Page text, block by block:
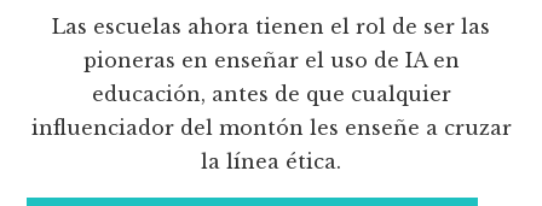
Las escuelas ahora tienen el rol de ser las
pioneras en enseñar el uso de IA en
educación, antes de que cualquier
influenciador del montón les enseñe a cruzar
la línea ética.